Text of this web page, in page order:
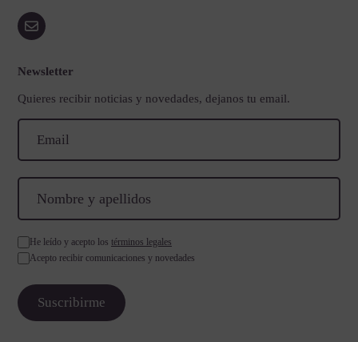
Newsletter
Quieres recibir noticias y novedades, dejanos tu email.
He leído y acepto los términos legales
Acepto recibir comunicaciones y novedades